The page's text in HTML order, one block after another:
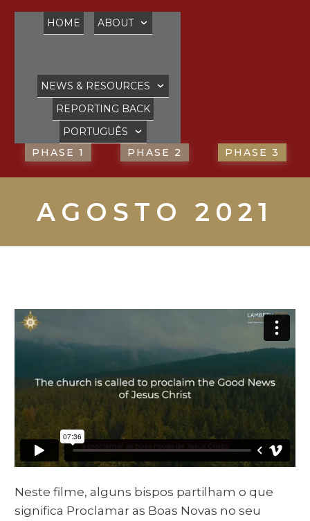
HOME ABOUT
NEWS & RESOURCES
REPORTING BACK
PORTUGUÊS
PHASE 1
PHASE 2 PHASE 3
AGOSTO 2021
Neste filme, alguns bispos partilham o que
significa Proclamar as Boas Novas no seu